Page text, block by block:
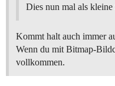
Dies nun mal als
Kommt halt auch immer
Wenn du mit Bitmap-
vollkommen.